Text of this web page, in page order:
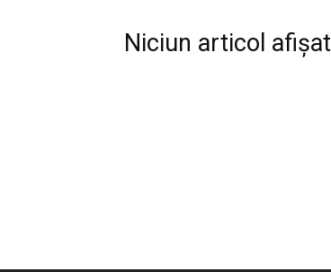
Niciun articol afișat